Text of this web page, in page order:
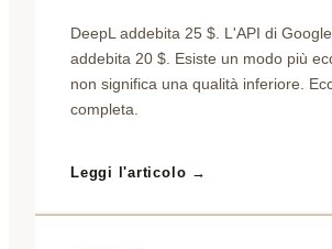
DeepL addebita 25 $. L'API di
addebita 20 $. Esiste un modo più
non significa una qualità inferiore.
completa.
Leggi l'articolo →